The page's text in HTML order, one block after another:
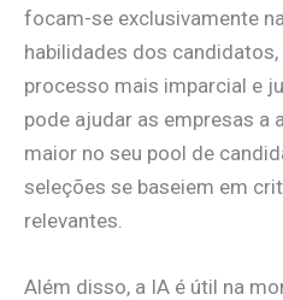
focam-se exclusivamente
habilidades dos
processo mais imparcial e
pode ajudar as empresas a
maior no seu pool de
seleções se baseiem em
relevantes.
Além disso, a IA é útil na